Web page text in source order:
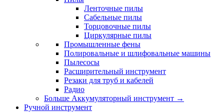
Ленточные пилы
Сабельные пилы
Торцовочные пилы
Циркулярные пилы
Промышленные фены
Полировальные и шлифовальные машины
Пылесосы
Расширительный инструмент
Резаки для труб и кабелей
Радио
Больше Аккумуляторный инструмент →
Ручной инструмент